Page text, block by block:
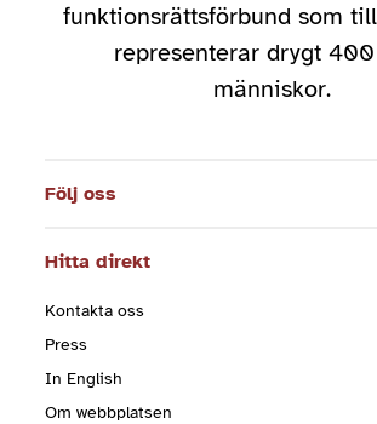
funktionsrättsförbund som
representerar drygt
människor.
Följ oss
Hitta direkt
Kontakta oss
Press
In English
Om webbplatsen